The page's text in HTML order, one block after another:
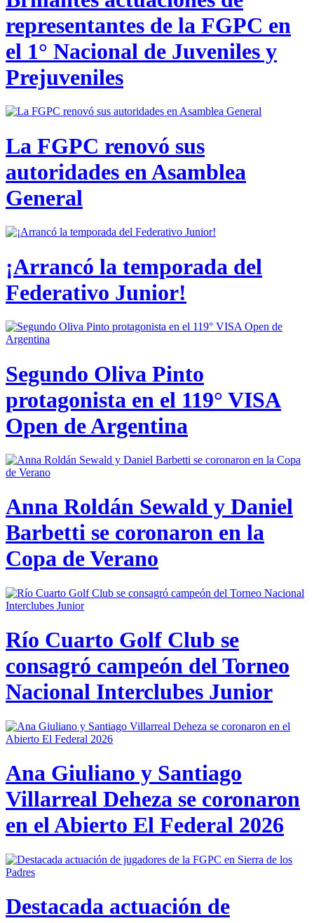
representantes de la FGPC en
el 1° Nacional de Juveniles y
Prejuveniles
La FGPC renovó sus
autoridades en Asamblea
General
¡Arrancó la temporada del
Federativo Junior!
Segundo Oliva Pinto
protagonista en el 119° VISA
Open de Argentina
Anna Roldán Sewald y Daniel
Barbetti se coronaron en la
Copa de Verano
Río Cuarto Golf Club se
consagró campeón del Torneo
Nacional Interclubes Junior
Ana Giuliano y Santiago
Villarreal Deheza se coronaron
en el Abierto El Federal 2026
Destacada actuación de